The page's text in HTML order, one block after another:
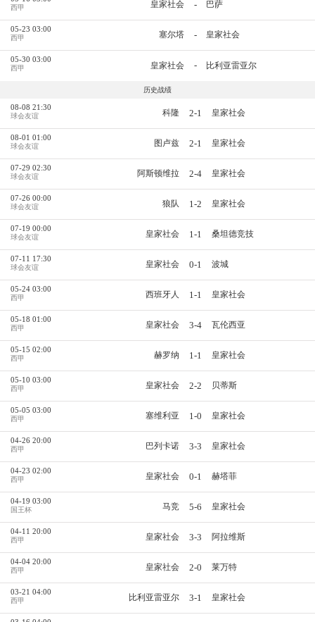
西甲 皇家社会 - 巴萨
05-23 03:00
西甲 塞尔塔 - 皇家社会
05-30 03:00
西甲 皇家社会 - 比利亚雷亚尔
历史战绩
08-08 21:30
球会友谊 科隆 2-1 皇家社会
08-01 01:00
球会友谊 图卢兹 2-1 皇家社会
07-29 02:30
球会友谊 阿斯顿维拉 2-4 皇家社会
07-26 00:00
球会友谊 狼队 1-2 皇家社会
07-19 00:00
球会友谊 皇家社会 1-1 桑坦德竞技
07-11 17:30
球会友谊 皇家社会 0-1 波城
05-24 03:00
西甲 西班牙人 1-1 皇家社会
05-18 01:00
西甲 皇家社会 3-4 瓦伦西亚
05-15 02:00
西甲 赫罗纳 1-1 皇家社会
05-10 03:00
西甲 皇家社会 2-2 贝蒂斯
05-05 03:00
西甲 塞维利亚 1-0 皇家社会
04-26 20:00
西甲 巴列卡诺 3-3 皇家社会
04-23 02:00
西甲 皇家社会 0-1 赫塔菲
04-19 03:00
国王杯 马竞 5-6 皇家社会
04-11 20:00
西甲 皇家社会 3-3 阿拉维斯
04-04 20:00
西甲 皇家社会 2-0 莱万特
03-21 04:00
西甲 比利亚雷亚尔 3-1 皇家社会